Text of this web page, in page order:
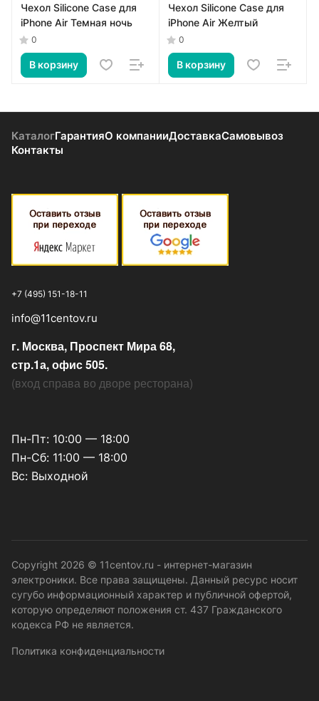
Чехол Silicone Case для
iPhone Air Темная ночь
0
В корзину
Чехол Silicone Case для
iPhone Air Желтый
0
В корзину
КаталогГарантияО компанииДоставкаСамовывоз
Контакты
+7 (495) 151-18-11
info@11centov.ru
г. Москва, Проспект Мира 68,
стр.1а, офис 505.
(вход справа во дворе ресторана)
Пн-Пт: 10:00 — 18:00
Пн-Сб: 11:00 — 18:00
Вс: Выходной
Copyright 2026 © 11centov.ru - интернет-магазин
электроники. Все права защищены. Данный ресурс носит
сугубо информационный характер и публичной офертой,
которую определяют положения ст. 437 Гражданского
кодекса РФ не является.
Политика конфиденциальности